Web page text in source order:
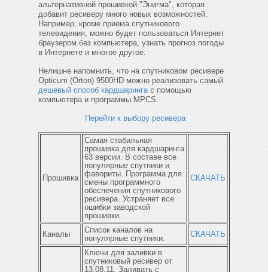
альтернативной прошивкой "Энигма", которая
добавит ресиверу много новых возможностей.
Например, кроме приема спутникового
телевидения, можно будет пользоваться Интернет
браузером без компьютера, узнать прогноз погоды
в Интернете и многое другое.
Нелишне напомнить, что на спутниковом ресивере
Opticum (Orton) 9500HD можно реализовать самый
дешевый способ кардшарингас помощью
компьютера и программы MPCS.
Перейти к выбору ресивера
Прошивка
Самая стабильная
прошивка для кардшаринга
63 версии. В составе все
популярные спутники и
фавориты. Программа для
смены программного
обеспечения спутникового
ресивера. Устраняет все
ошибки заводской
прошивки.
СКАЧАТЬ
Каналы
Список каналов на
популярные спутники.
СКАЧАТЬ
Ключи для заливки в
спутниковый ресивер от
13.08.11. Заливать с